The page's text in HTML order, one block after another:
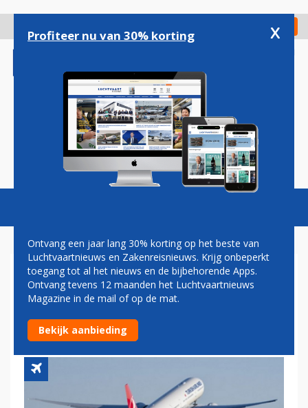
gaan
Check in
Magazine Podcasts Vacatures
TURKISH VANAF MAANDAG
NON-STOP NAAR SAN
FRANCISCO
Profiteer nu van 30% korting x
Ontvang een jaar lang 30% korting op het beste van
Luchtvaartnieuws en Zakenreisnieuws. Krijg onbeperkt
toegang tot al het nieuws en de bijbehorende Apps.
Ontvang tevens 12 maanden het Luchtvaartnieuws
Magazine in de mail of op de mat.
Bekijk aanbieding